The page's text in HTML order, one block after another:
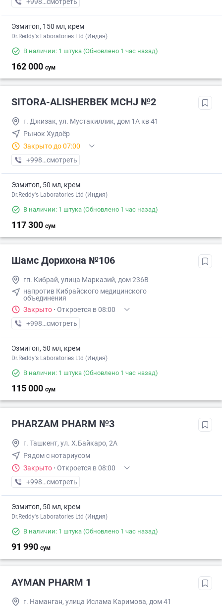
+998 (99) XXX-XX-XX
смотреть
Эзмитоп, 150 мл, крем
Dr.Reddy's Laboratories Ltd (Индия)
В наличии: 1 штука (Обновлено 1 час назад)
162 000 сум
SITORA-ALISHERBEK MCHJ №2
г. Джизак, ул. Мустакиллик, дом 1А кв 41
Рынок Худоёр
Закрыто до 07:00
+998 (93) XXX-XX-XX
смотреть
Эзмитоп, 50 мл, крем
Dr.Reddy's Laboratories Ltd (Индия)
В наличии: 1 штука (Обновлено 1 час назад)
117 300 сум
Шамс Дорихона №106
гп. Кибрай, улица Марказий, дом 236B
напротив Кибрайского медицинского
объединения
Закрыто · Откроется в 08:00
+998 (99) XXX-XX-XX
смотреть
Эзмитоп, 50 мл, крем
Dr.Reddy's Laboratories Ltd (Индия)
В наличии: 1 штука (Обновлено 1 час назад)
115 000 сум
PHARZAM PHARM №3
г. Ташкент, ул. Х.Байкаро, 2А
Рядом с нотариусом
Закрыто · Откроется в 08:00
+998 (78) XXX-XX-XX
смотреть
Эзмитоп, 50 мл, крем
Dr.Reddy's Laboratories Ltd (Индия)
В наличии: 1 штука (Обновлено 1 час назад)
91 990 сум
AYMAN PHARM 1
г. Наманган, улица Ислама Каримова, дом 41